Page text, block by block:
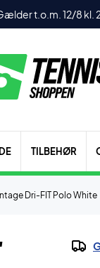
t.o.m. 12/8 kl.
TILBEHØR
Dri-FIT Polo White